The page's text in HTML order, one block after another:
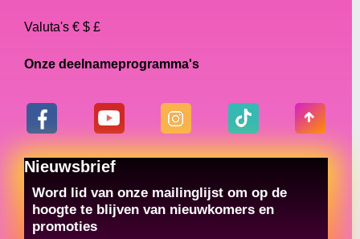
Valuta's € $ £
Onze deelnameprogramma's
Nieuwsbrief
Word lid van onze mailinglijst om op de
hoogte te blijven van nieuwkomers en
promoties